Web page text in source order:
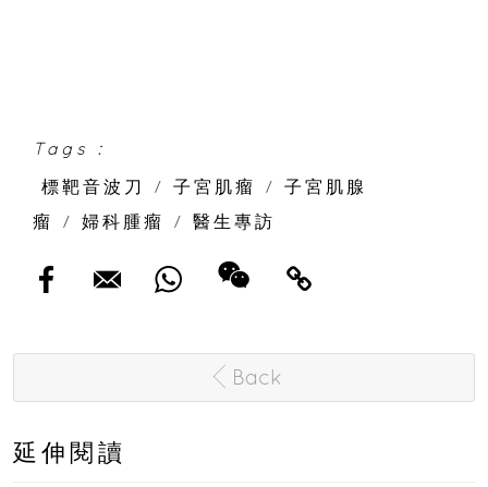
Tags :
標靶音波刀
/ 子宮肌瘤 /
子宮肌腺
瘤
/ 婦科腫瘤 / 醫生專訪
Back
延伸閱讀